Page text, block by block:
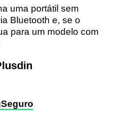
uma portátil sem
Bluetooth e, se o
para um modelo com